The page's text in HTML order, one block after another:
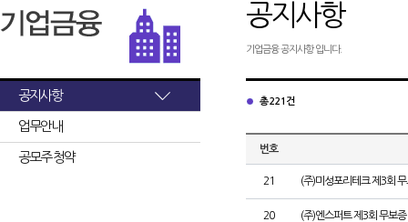
공지사항
업무안내
공모주 청약
공지사항
기업금융 공지사항 입니다.
총 221건
번호
21 (주)미성포리테크 제3회
20 (주)엔스퍼트 제3회 무보